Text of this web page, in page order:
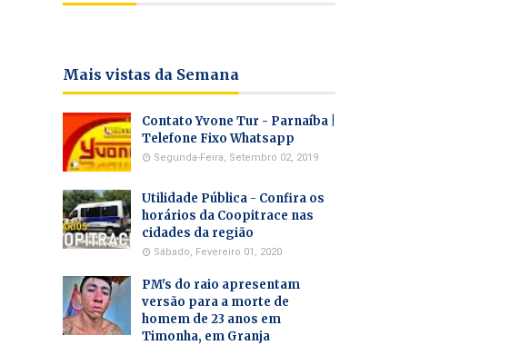
Mais vistas da Semana
Contato Yvone Tur - Parnaíba |
Telefone Fixo Whatsapp
Segunda-Feira, Setembro 02, 2019
Utilidade Pública - Confira os
horários da Coopitrace nas
cidades da região
Sábado, Fevereiro 01, 2020
PM's do raio apresentam
versão para a morte de
homem de 23 anos em
Timonha, em Granja